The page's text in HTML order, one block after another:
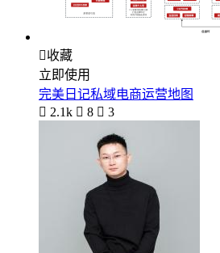
收藏
立即使用
完美日记私域电商运营地图
 2.1k  8  3